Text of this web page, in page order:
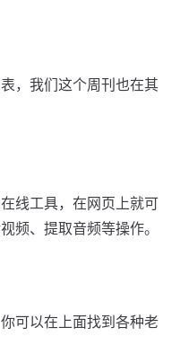
，我们这个周刊也在其
线工具，在网页上就可
频、提取音频等操作。
可以在上面找到各种老